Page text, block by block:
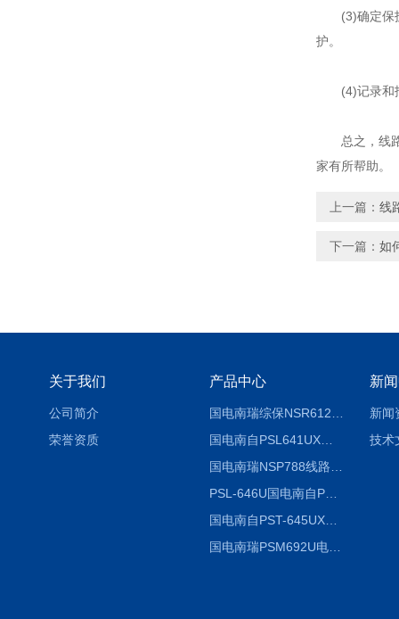
(3)确定保护
护。
(4)记录和报
总之，线路
家有所帮助。
上一篇： 线
下一篇： 如
关于我们
公司简介
荣誉资质
产品中心
国电南自PSL641UX使用说明书
PSL-646U国电南自PSL646U综合保护装置
国电南自PST-645UX微机综保
国电南瑞PSM692U电动保护装置
新
新闻
技术